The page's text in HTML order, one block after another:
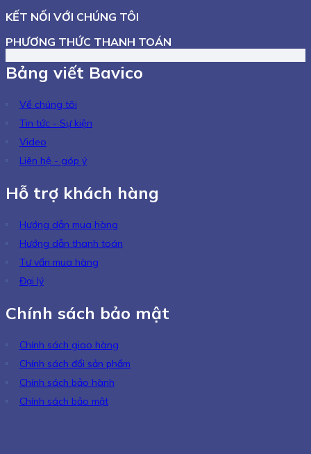
KẾT NỐI VỚI CHÚNG TÔI
PHƯƠNG THỨC THANH TOÁN
Bảng viết Bavico
Về chúng tôi
Tin tức - Sự kiện
Video
Liên hệ - góp ý
Hỗ trợ khách hàng
Hướng dẫn mua hàng
Hướng dẫn thanh toán
Tư vấn mua hàng
Đại lý
Chính sách bảo mật
Chính sách giao hàng
Chính sách đổi sản phẩm
Chính sách bảo hành
Chính sách bảo mật